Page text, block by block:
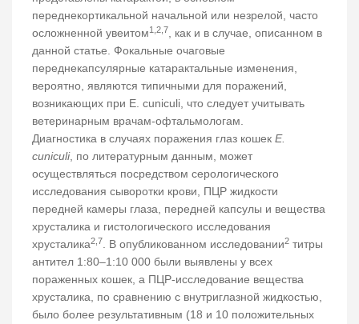
переднекортикальной начальной или незрелой, часто
осложненной увеитом1,2,7
, как и в случае, описанном в
данной статье. Фокальные очаговые
переднекапсулярные катарактальные изменения,
вероятно, являются типичными для поражений,
возникающих при E. cuniculi, что следует учитывать
ветеринарным врачам-офтальмологам.
Диагностика в случаях поражения глаз кошек E.
cuniculi, по литературным данным, может
осуществляться посредством серологического
исследования сыворотки крови, ПЦР жидкости
передней камеры глаза, передней капсулы и вещества
хрусталика и гистологического исследования
хрусталика2,7 . В опубликованном исследовании2 титры
антител 1:80–1:10 000 были выявлены у всех
пораженных кошек, а ПЦР-исследование вещества
хрусталика, по сравнению с внутриглазной жидкостью,
было более результативным (18 и 10 положительных